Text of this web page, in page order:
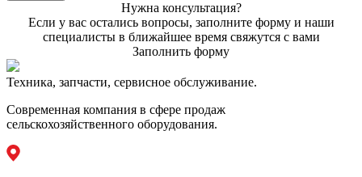
Нужна консультация?
Если у вас остались вопросы, заполните форму и наши
специалисты в ближайшее время свяжутся с вами
Заполнить форму
Техника, запчасти, сервисное обслуживание.
Современная компания в сфере продаж
сельскохозяйственного оборудования.